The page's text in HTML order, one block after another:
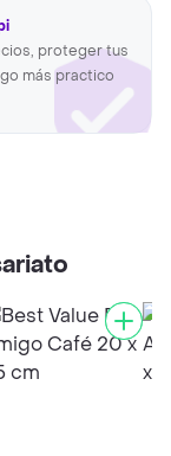
proteger tus
más practico